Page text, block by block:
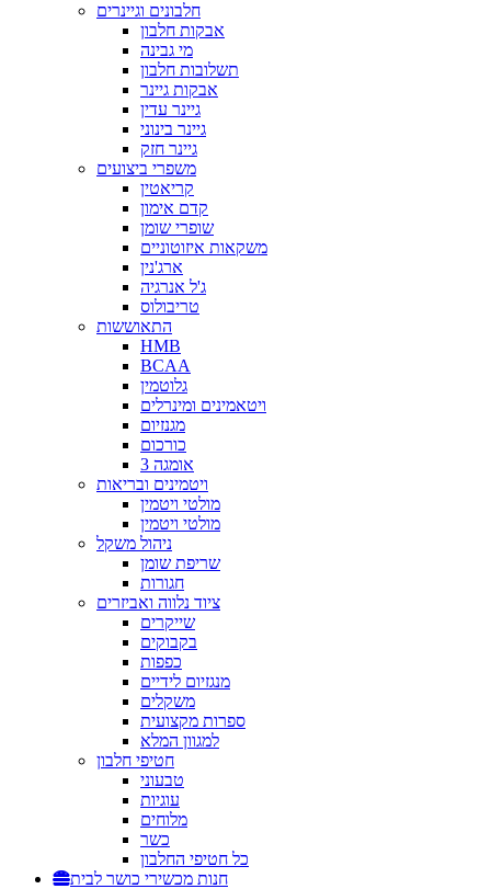
חלבונים וגיינרים
אבקות חלבון
מי גבינה
תשלובות חלבון
אבקות גיינר
גיינר עדין
גיינר בינוני
גיינר חזק
משפרי ביצועים
קריאטין
קדם אימון
שופרי שומן
משקאות איזוטוניים
ארג'נין
ג'ל אנרגיה
טריבולוס
התאוששות
HMB
BCAA
גלוטמין
ויטאמינים ומינרלים
מגנזיום
כורכום
אומגה 3
ויטמינים ובריאות
מולטי ויטמין
מולטי ויטמין
ניהול משקל
שריפת שומן
חגורות
ציוד נלווה ואביזרים
שייקרים
בקבוקים
כפפות
מנגזיום לידיים
משקלים
ספרות מקצועית
למגוון המלא
חטיפי חלבון
טבעוני
עוגיות
מלוחים
כשר
כל חטיפי החלבון
חנות מכשירי כושר לבית